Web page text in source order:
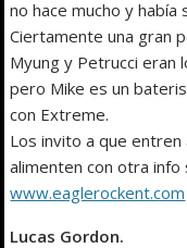
no hace mucho y
Ciertamente una gran
Myung y Petrucci eran
pero Mike es un
con Extreme.
Los invito a que entren
alimenten con otra
www.eaglerockent.com
Lucas Gordon.